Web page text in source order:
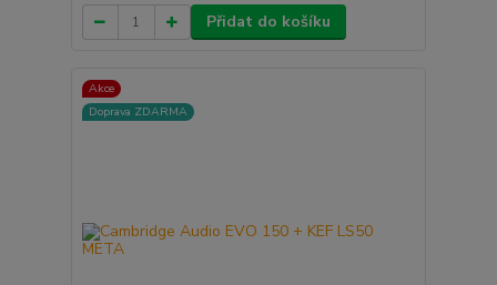
Přidat do košíku
Akce
Doprava ZDARMA